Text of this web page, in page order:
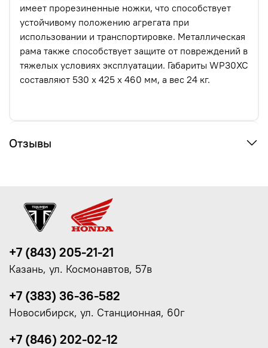
имеет прорезиненные ножки, что способствует
устойчивому положению агрегата при
использовании и транспортировке. Металлическая
рама также способствует защите от повреждений в
тяжелых условиях эксплуатации. Габариты WP30XC
составляют 530 x 425 x 460 мм, а вес 24 кг.
Отзывы
+7 (843) 205-21-21
Казань, ул. Космонавтов, 57в
+7 (383) 36-36-582
Новосибирск, ул. Станционная, 60г
+7 (846) 202-02-12